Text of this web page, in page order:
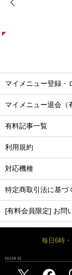
マイメニュー登録・
マイメニュー退会（
有料記事一覧
利用規約
対応機種
特定商取引法に基づ
[有料会員限定] お問
毎日6時
FOLLOW US